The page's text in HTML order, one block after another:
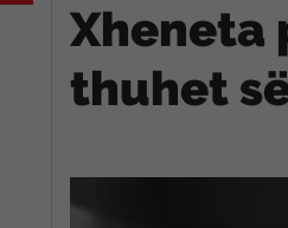
Xheneta
thuhet